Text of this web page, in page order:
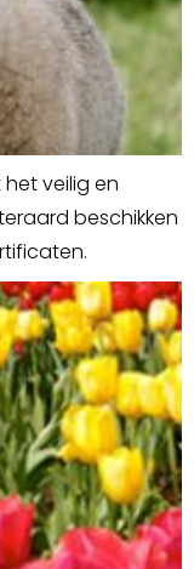
veilig en
beschikken